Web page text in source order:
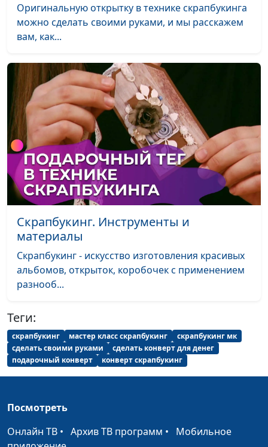
Игра на гитаре.
Аккорды для
начинающих
Андрей Карганов #2
Игра на гитаре. С
чего начать
учиться?
Андрей Карганов #1
Оригинальную открытку в технике скрапбукинга
можно сделать своими руками, и мы расскажем
вам, как...
Скрапбукинг. Инструменты и
материалы
Скрапбукинг - искусство изготовления красивых
альбомов, открыток, коробочек с применением
разнооб...
Теги:
скрапбукинг мастер класс скрапбукинг
скрапбукинг мк
сделать своими руками
сделать конверт для денег
подарочный конверт
конверт скрапбукинг
Посмотреть
Онлайн ТВ • Архив ТВ программ • Мобильное